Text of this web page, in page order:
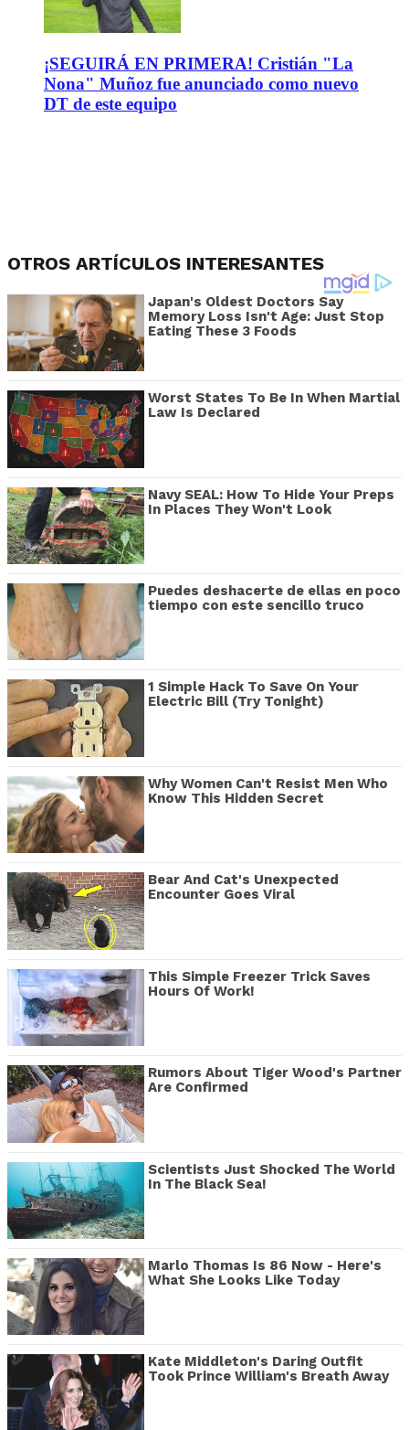
¡SEGUIRÁ EN PRIMERA! Cristián "La
Nona" Muñoz fue anunciado como nuevo
DT de este equipo
OTROS ARTÍCULOS INTERESANTES
Japan's Oldest Doctors Say
Memory Loss Isn't Age: Just Stop
Eating These 3 Foods
Worst States To Be In When Martial
Law Is Declared
Navy SEAL: How To Hide Your Preps
In Places They Won't Look
Puedes deshacerte de ellas en poco
tiempo con este sencillo truco
1 Simple Hack To Save On Your
Electric Bill (Try Tonight)
Why Women Can't Resist Men Who
Know This Hidden Secret
Bear And Cat's Unexpected
Encounter Goes Viral
This Simple Freezer Trick Saves
Hours Of Work!
Rumors About Tiger Wood's Partner
Are Confirmed
Scientists Just Shocked The World
In The Black Sea!
Marlo Thomas Is 86 Now - Here's
What She Looks Like Today
Kate Middleton's Daring Outfit
Took Prince William's Breath Away